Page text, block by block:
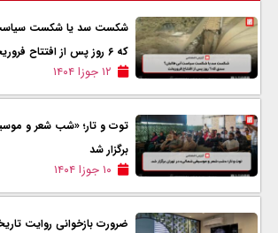
شکست سد یا شکست
که ۶ روز پس از افتتاح فروریخت
۱۲ جوزا ۱۴۰۴
توت و تار؛ «شب شعر و
برگزار شد
۱۰ جوزا ۱۴۰۴
ضرورت بازخوانی روایت